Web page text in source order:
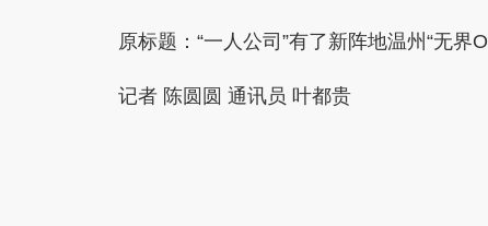
原标题： “一人公司”有了新阵地温州“无界
记者 陈圆圆 通讯员 叶都贵